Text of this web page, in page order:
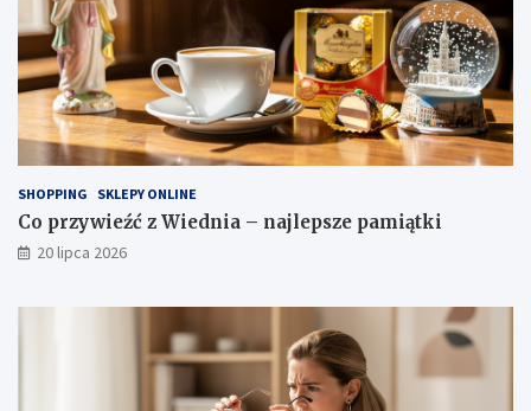
SHOPPING SKLEPY ONLINE
Co przywieźć z Wiednia – najlepsze pamiątki
20 lipca 2026